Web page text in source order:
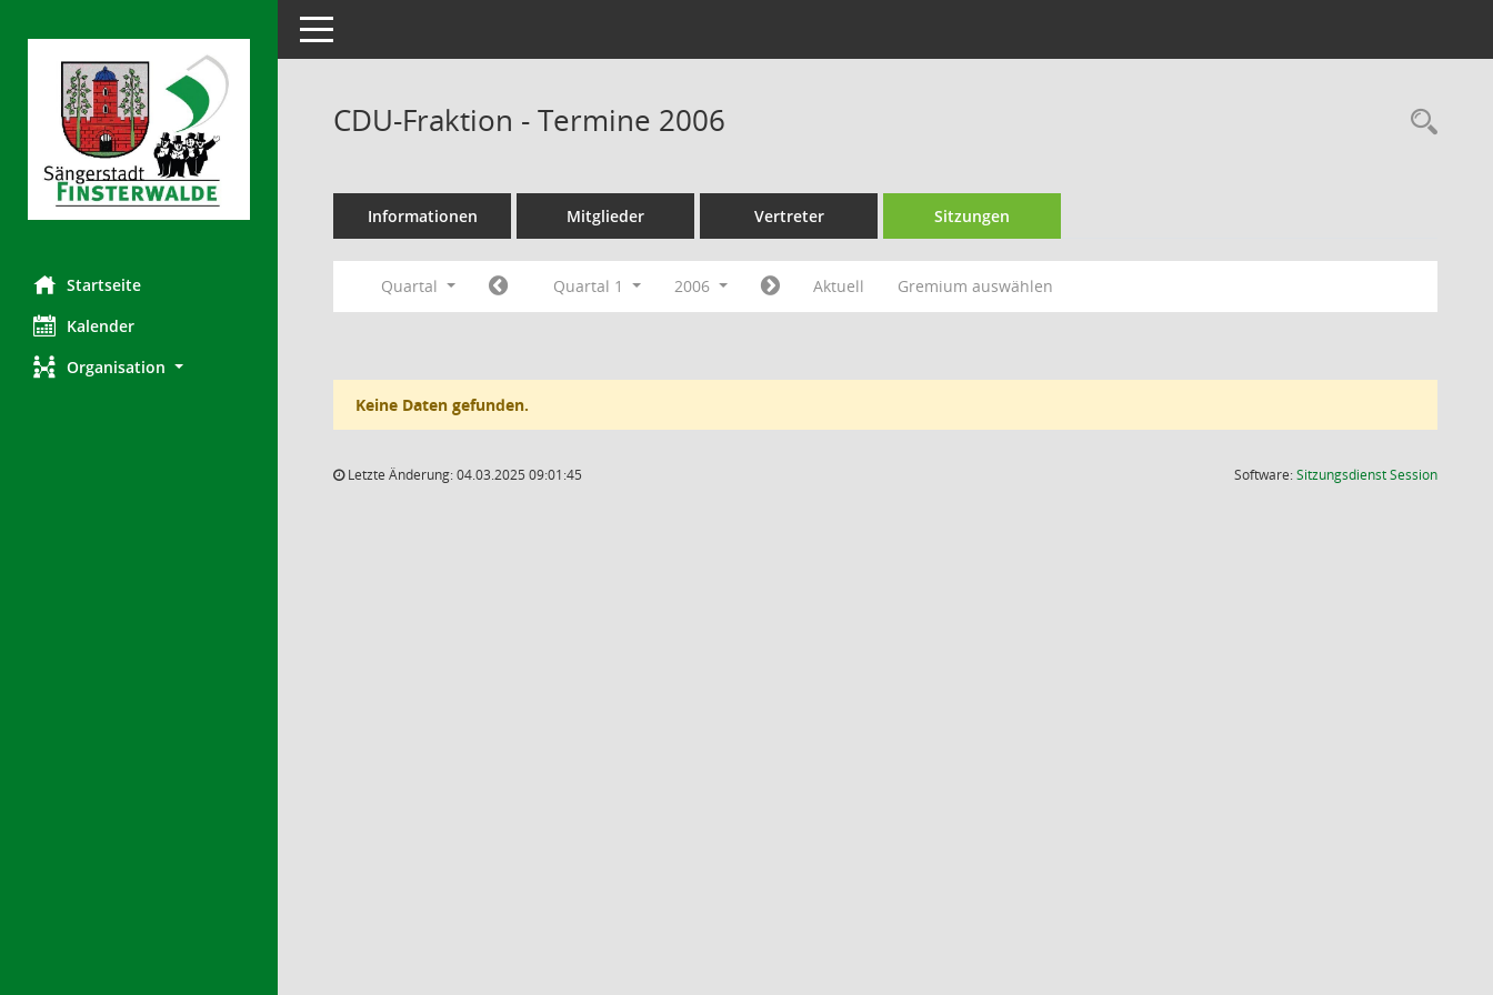
Startseite
Kalender
Organisation
Toggle navigation
CDU-Fraktion - Termine 2006
Informationen Mitglieder Vertreter Sitzungen
Quartal Quartal 1 2006 Aktuell Gremium auswählen
Keine Daten gefunden.
Letzte Änderung: 04.03.2025 09:01:45 Software:SitzungsdienstSession(Wird in